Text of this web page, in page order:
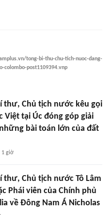
tong-bi-thu-chu-tich-nuoc-dang-
colombo-post1109394.vnp
thư, Chủ tịch nước kêu gọi
Việt tại Úc đóng góp giải
bài toán lớn của đất
1 giờ
thư, Chủ tịch nước Tô Lâm
Phái viên của Chính phủ
về Đông Nam Á Nicholas